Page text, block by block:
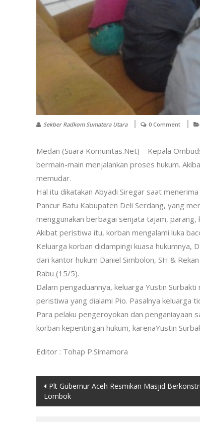
Sekber Radkom Sumatera Utara 0 Comment
Medan (Suara Komunitas.Net) – Kepala
bermain-main menjalankan proses hukum.
memudar.
Hal itu dikatakan Abyadi Siregar saat
Pancur Batu Kabupaten Deli Serdang, yang
menggunakan berbagai senjata tajam, parang,
Akibat peristiwa itu, korban mengalami luka
Keluarga korban didampingi kuasa hukumnya,
dari kantor hukum Daniel Simbolon, SH &
Rabu (15/5).
Dalam pengaduannya, keluarga Yustin
peristiwa yang dialami Pio. Pasalnya keluarga
Para pelaku pengeroyokan dan penganiayaan
korban kepentingan hukum, karenaYustin
Editor : Tohap P.Simamora
Post
navigation
Plt Gubernur Aceh Resmikan Masjid
Lombok